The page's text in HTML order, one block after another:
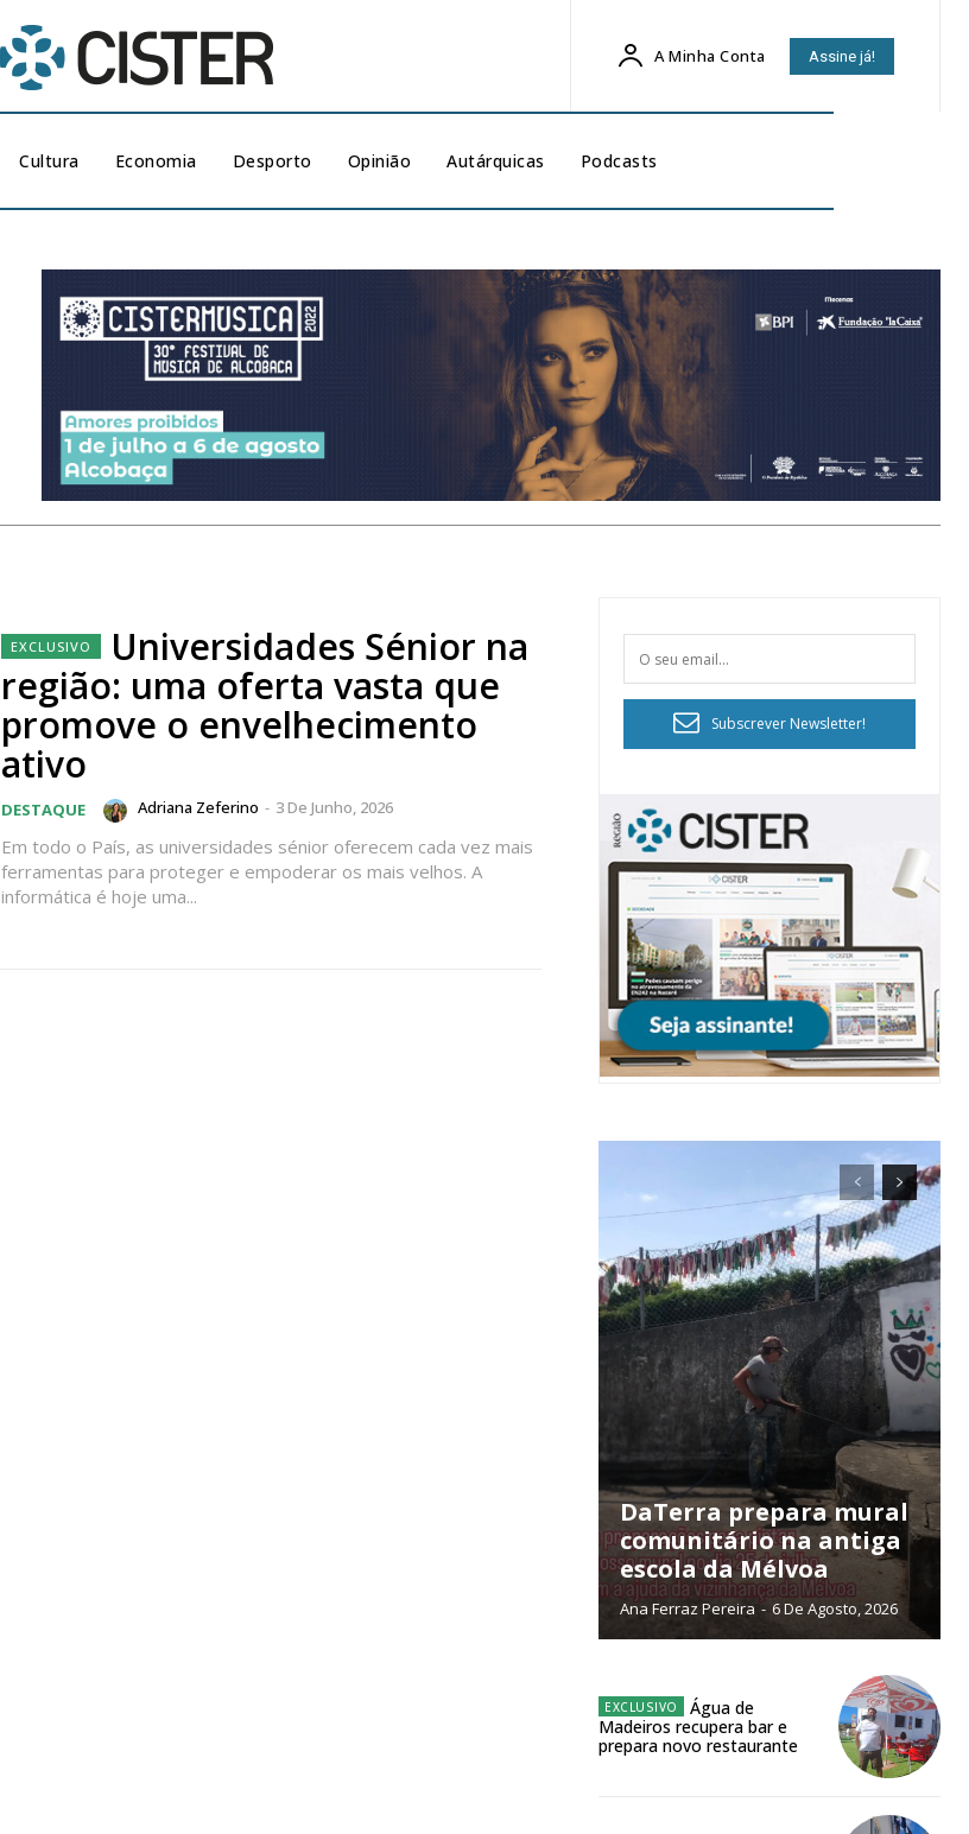
A Minha Conta Assine já!
Cultura Economia Desporto Opinião Autárquicas Podcasts
Universidades Sénior na
região: uma oferta vasta que
promove o envelhecimento
ativo
DESTAQUE Adriana Zeferino - 3 De Junho, 2026
Em todo o País, as universidades sénior oferecem cada vez mais
ferramentas para proteger e empoderar os mais velhos. A
informática é hoje uma...
Subscrever Newsletter!
DaTerra prepara mural
comunitário na antiga
escola da Mélvoa
Ana Ferraz Pereira - 6 De Agosto, 2026
Água de
Madeiros recupera bar e
prepara novo restaurante